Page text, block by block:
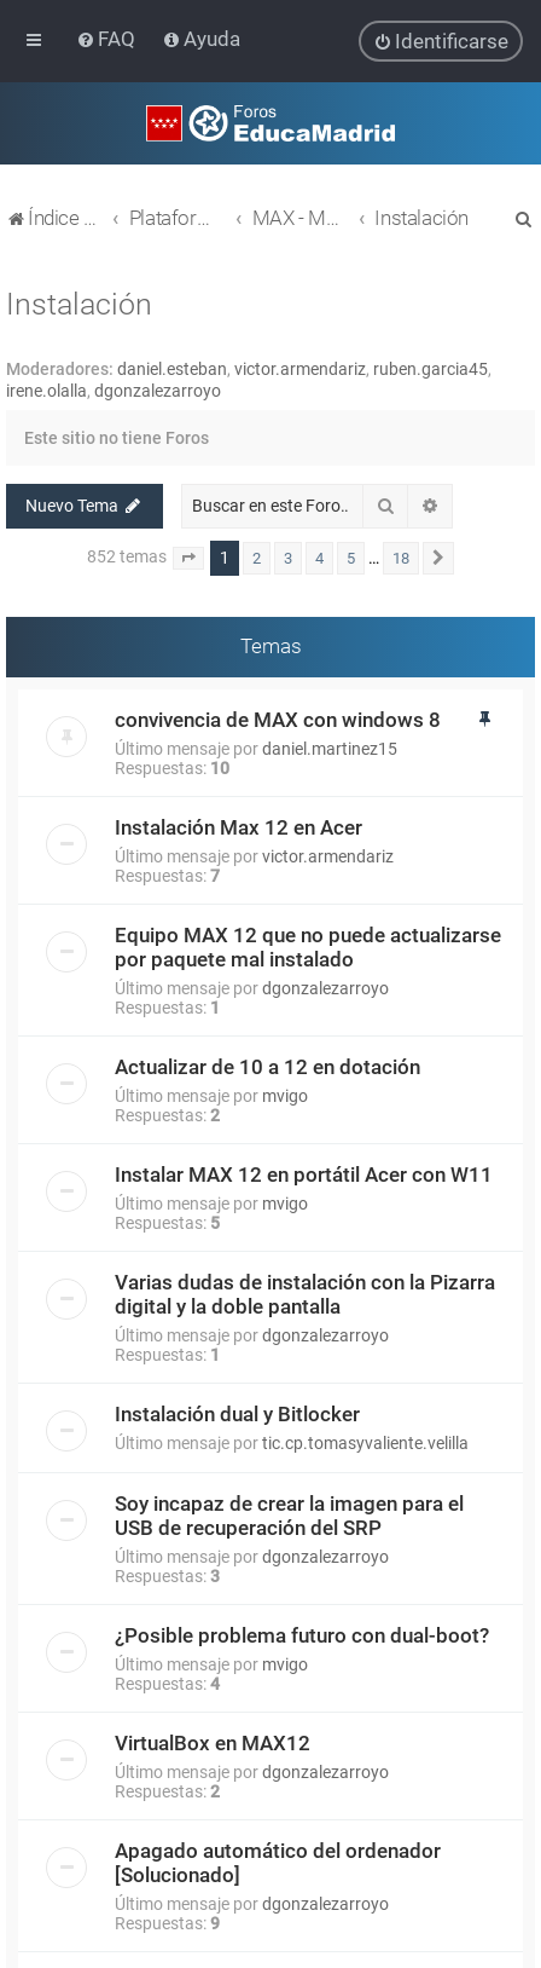
FAQ Ayuda Identificarse
Índice general Plataforma Educativa EducaMadrid MAX - MAdrid_linuX Instalación
Instalación
Moderadores: daniel.esteban, victor.armendariz, ruben.garcia45,
irene.olalla, dgonzalezarroyo
Este sitio no tiene Foros
Nuevo Tema Buscar
852 temas Página 1de 18
1 2 3 4 5 … 18
Temas
convivencia de MAX con windows 8
Último mensaje pordaniel.martinez15
Respuestas: 10
Instalación Max 12 en Acer
Último mensaje porvictor.armendariz
Respuestas:7
Equipo MAX 12 que no puede actualizarse
por paquete mal instalado
Último mensaje pordgonzalezarroyo
Respuestas: 1
Actualizar de 10 a 12 en dotación
Último mensaje por mvigo
Respuestas:2
Instalar MAX 12 en portátil Acer con W11
Último mensaje por mvigo
Respuestas: 5
Varias dudas de instalación con la Pizarra
digital y la doble pantalla
Último mensaje pordgonzalezarroyo
Respuestas: 1
Instalación dual y Bitlocker
Último mensaje portic.cp.tomasyvaliente.velilla
Soy incapaz de crear la imagen para el
USB de recuperación del SRP
Último mensaje pordgonzalezarroyo
Respuestas:3
¿Posible problema futuro con dual-boot?
Último mensaje por mvigo
Respuestas:4
VirtualBox en MAX12
Último mensaje pordgonzalezarroyo
Respuestas:2
Apagado automático del ordenador
[Solucionado]
Último mensaje pordgonzalezarroyo
Respuestas:9